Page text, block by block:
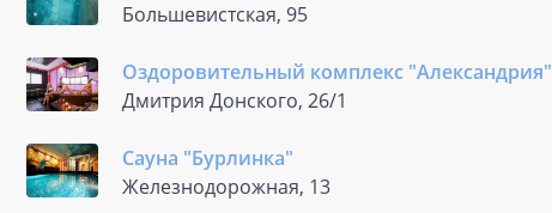
Большевистская, 95
Оздоровительный комплекс "Александрия"
Дмитрия Донского, 26/1
Сауна "Бурлинка"
Железнодорожная, 13